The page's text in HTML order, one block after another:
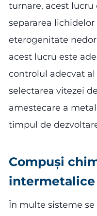
turnare, acest
separarea
eterogenitate
acest lucru este
controlul adecvat
selectarea vitezei
amestecare a
timpul de
Compuși
intermetalice
În multe sisteme